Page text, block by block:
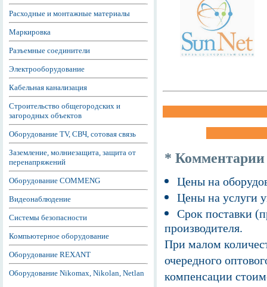
Расходные и монтажные материалы
Маркировка
Разъемные соединители
Электрооборудование
Кабельная канализация
Строительство общегородских и
загородных объектов
Оборудование TV, СВЧ, сотовая связь
Заземление, молниезащита, защита от
перенапряжений
Оборудование COMMENG
Видеонаблюдение
Системы безопасности
Компьютерное оборудование
Оборудование REXANT
Оборудование Nikomax, Nikolan, Netlan
* Комментарии
Цены на
Цены на услуги
Срок поставки
производителя.
При малом
очередного
компенсации